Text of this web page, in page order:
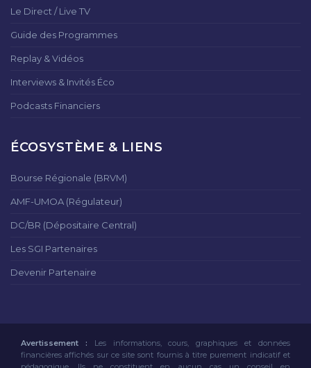
Le Direct / Live TV
Guide des Programmes
Replay & Vidéos
Interviews & Invités Éco
Podcasts Financiers
ÉCOSYSTÈME & LIENS
Bourse Régionale (BRVM)
AMF-UMOA (Régulateur)
DC/BR (Dépositaire Central)
Les SGI Partenaires
Devenir Partenaire
Avertissement : Les informations, cours, graphiques et données
financières affichés sur ce site sont fournis à titre purement indicatif et